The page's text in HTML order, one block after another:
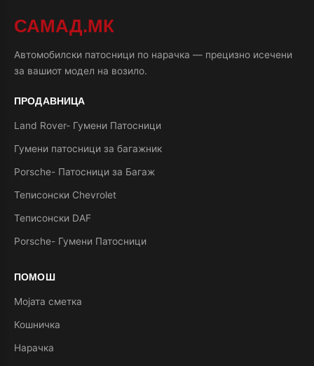
САМАД.МК
Автомобилски патосници по нарачка — прецизно исечени
за вашиот модел на возило.
ПРОДАВНИЦА
Land Rover- Гумени Патосници
Гумени патосници за багажник
Porsche- Патосници за Багаж
Теписонски Chevrolet
Теписонски DAF
Porsche- Гумени Патосници
ПОМОШ
Мојата сметка
Кошничка
Нарачка